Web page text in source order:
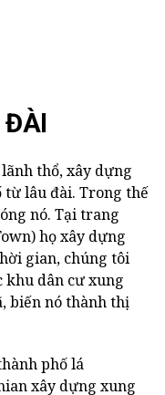
ĐÀI
thổ, xây dựng
từ lâu đài. Trong thế
nó. Tại trang
họ xây dựng
gian, chúng tôi
khu dân cư xung
biến nó thành thị
phố lá
xây dựng xung